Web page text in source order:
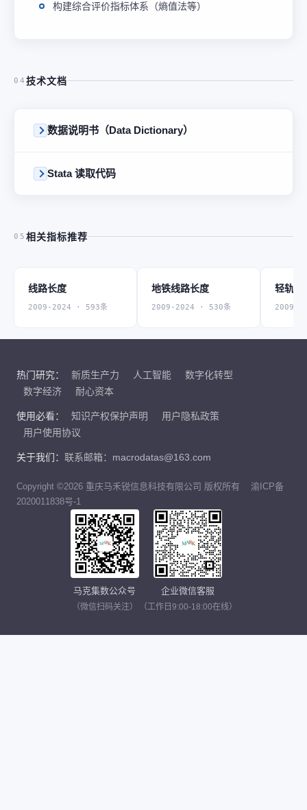
构建综合评价指标体系（熵值法等）
04 技术文档
数据说明书（Data Dictionary）
Stata 读取代码
05 相关指标推荐
线路长度
2009-2024 · 593条
地铁线路长度
2009-2024 · 530条
轻轨线
2009-
热门研究： 新质生产力 人工智能
数字化转型
数字经济
耐心资本
使用必看： 知识产权保护声明
用户隐私政策
用户使用协议
关于我们： 联系邮箱：macrodatas@163.com
Copyright ©2026 重庆马禾锐信息科技有限公司 版权所有
渝ICP备
2020011838号-1
马克集数公众号
（微信扫码关注）
企业微信客服
（工作日9:00-18:00在线）